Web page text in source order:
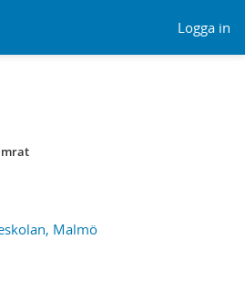
Logga in
Malmö